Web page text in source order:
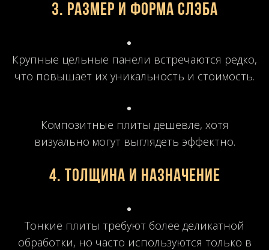
3. Размер и форма слэба
Крупные цельные панели встречаются редко,
что повышает их уникальность и стоимость.
Композитные плиты дешевле, хотя
визуально могут выглядеть эффектно.
4. Толщина и назначение
Тонкие плиты требуют более деликатной
обработки, но часто используются только в